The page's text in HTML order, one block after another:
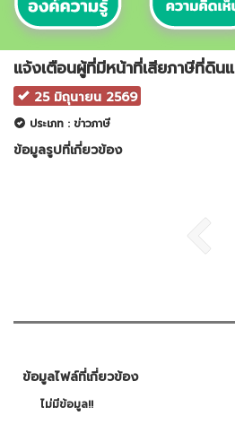
แจ้งเตือนผู้ที่มีหน้าที่เสียภาษีที่ดิน
25 มิถุนายน 2569
ประเภท : ข่าวภาษี
ข้อมูลรูปที่เกี่ยวข้อง
ข้อมูลไฟล์ที่เกี่ยวข้อง
ไม่มีข้อมูล!!